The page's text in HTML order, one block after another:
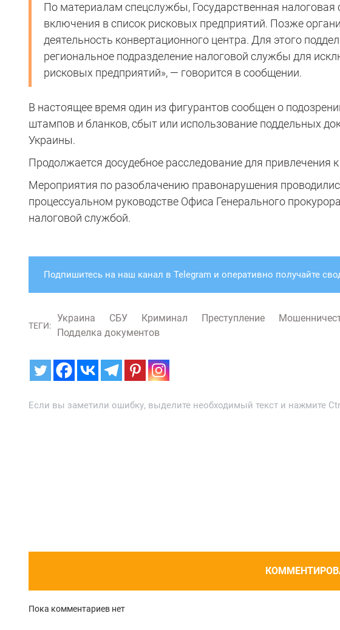
По материалам спецслужбы, Государственная налоговая
включения в список рисковых предприятий. Позже
деятельность конвертационного центра. Для этого
региональное подразделение налоговой службы для
рисковых предприятий», — говорится в сообщении.
В настоящее время один из фигурантов сообщен о
штампов и бланков, сбыт или использование поддельных
Украины.
Продолжается досудебное расследование для привлечения
Мероприятия по разоблачению правонарушения
процессуальном руководстве Офиса Генерального
налоговой службой.
Подпишитесь на наш канал в Telegram и оперативно получайте
ТЕГИ:
Украина СБУ Криминал Преступление
Подделка документов
Если вы заметили ошибку, выделите необходимый текст и нажмите
Пока комментариев нет